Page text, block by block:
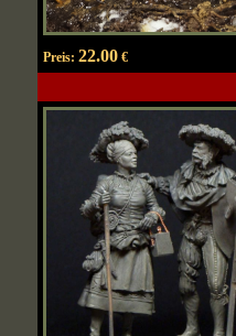
Preis: 22.00€